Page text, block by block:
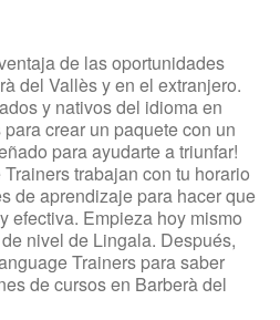
de las oportunidades
del Vallès y en el extranjero.
y nativos del idioma en
crear un paquete con un
para ayudarte a triunfar!
trabajan con tu horario
de aprendizaje para hacer que
efectiva. Empieza hoy mismo
nivel de Lingala. Después,
Trainers para saber
de cursos en Barberà del